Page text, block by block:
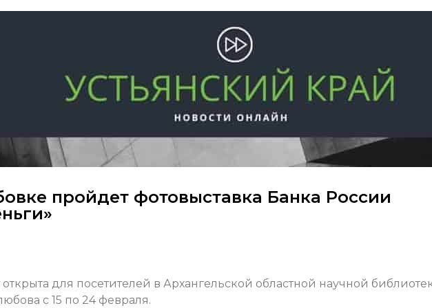
пройдет фотовыставка Банка России
для посетителей в Архангельской областной научной
с 15 по 24 февраля.